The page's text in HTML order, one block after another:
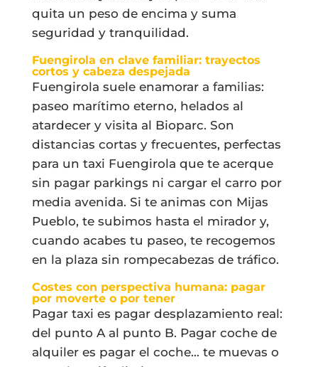
quita un peso de encima y suma
seguridad y tranquilidad.
Fuengirola en clave familiar: trayectos
cortos y cabeza despejada
Fuengirola suele enamorar a familias:
paseo marítimo eterno, helados al
atardecer y visita al Bioparc. Son
distancias cortas y frecuentes, perfectas
para un taxi Fuengirola que te acerque
sin pagar parkings ni cargar el carro por
media avenida. Si te animas con Mijas
Pueblo, te subimos hasta el mirador y,
cuando acabes tu paseo, te recogemos
en la plaza sin rompecabezas de tráfico.
Costes con perspectiva humana: pagar
por moverte o por tener
Pagar taxi es pagar desplazamiento real:
del punto A al punto B. Pagar coche de
alquiler es pagar el coche… te muevas o